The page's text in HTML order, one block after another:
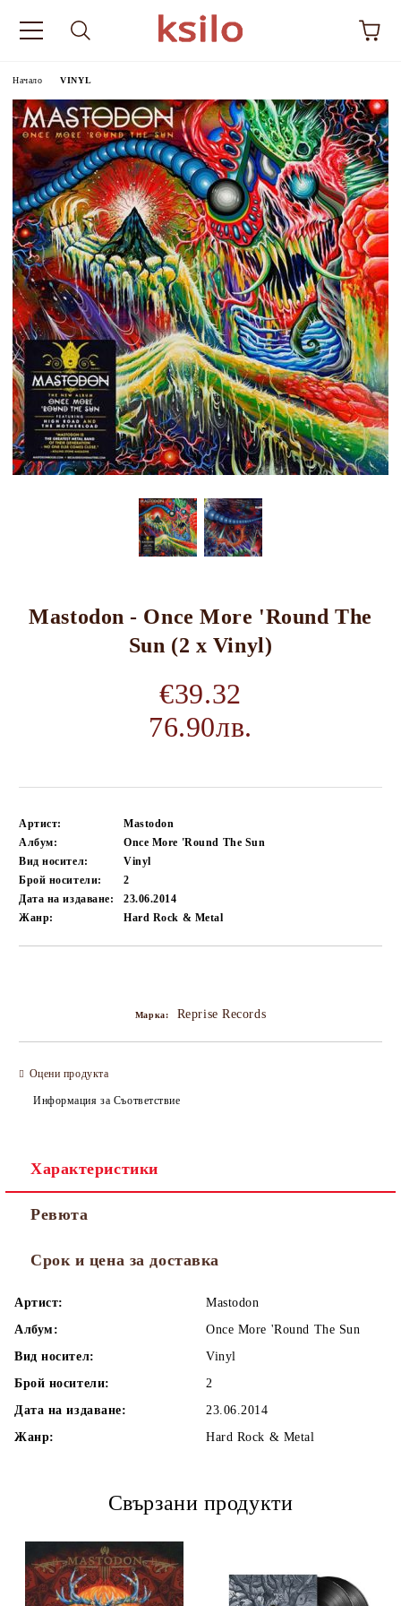
Начало VINYL
Mastodon - Once More 'Round The
Sun (2 x Vinyl)
€39.32
76.90лв.
Артист:
Mastodon
Албум:
Once More 'Round The Sun
Вид носител:
Vinyl
Брой носители:
2
Дата на издаване:
23.06.2014
Жанр:
Hard Rock & Metal
Марка: Reprise Records
Оцени продукта
Информация за Съответствие
Характеристики
Ревюта
Срок и цена за доставка
Артист:
Mastodon
Албум:
Once More 'Round The Sun
Вид носител:
Vinyl
Брой носители:
2
Дата на издаване:
23.06.2014
Жанр:
Hard Rock & Metal
Свързани продукти